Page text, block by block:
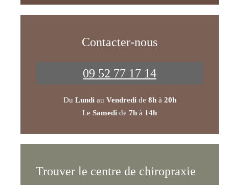
Contacter-nous
09 52 77 17 14
Du Lundiau Vendredide 8hà 20h
Le Samedi de 7h à 14h
Trouver le centre de chiropraxie